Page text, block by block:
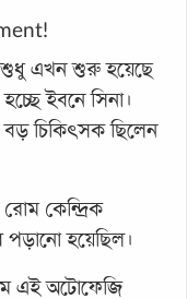
শুধু এখন শুরু হয়েছে
ইবনে সিনা।
বড় চিকিৎসক ছিলেন
কেন্দ্রিক
পড়ানো হয়েছিল।
এই অটোফেজি